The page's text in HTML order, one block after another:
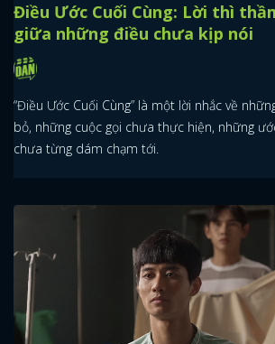
Điều Ước Cuối Cùng: Lời thì
giữa những điều chưa kịp nói
“Điều Ước Cuối Cùng” là một lời nhắc về
bỏ, những cuộc gọi chưa thực hiện, những
chưa từng dám chạm tới.